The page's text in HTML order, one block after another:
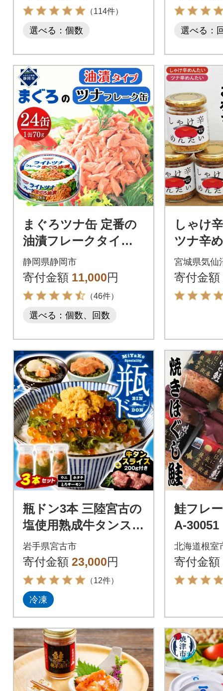
（114件）
選べる：個数 選べる：
まぐろツナ缶 定番の
油漬フレークタイプ
(70g×24缶)_計1680g
伊藤食品製造
静岡県静岡市
寄付金額 11,000円
（46件）
選べる：個数、回数
しゃけ
ツナ辛
g×3本
8]
宮城県気仙
寄付金額
瓶ドン3本 三陸宮古の
塩使用熟成牛タンスラ
イス味付200g 瓶ドン
ウニ ほたて とろサー
モン 海鮮丼
岩手県宮古市
寄付金額 23,000円
（12件）
冷凍
鮭フレ
A-30051
北海道根室
寄付金額